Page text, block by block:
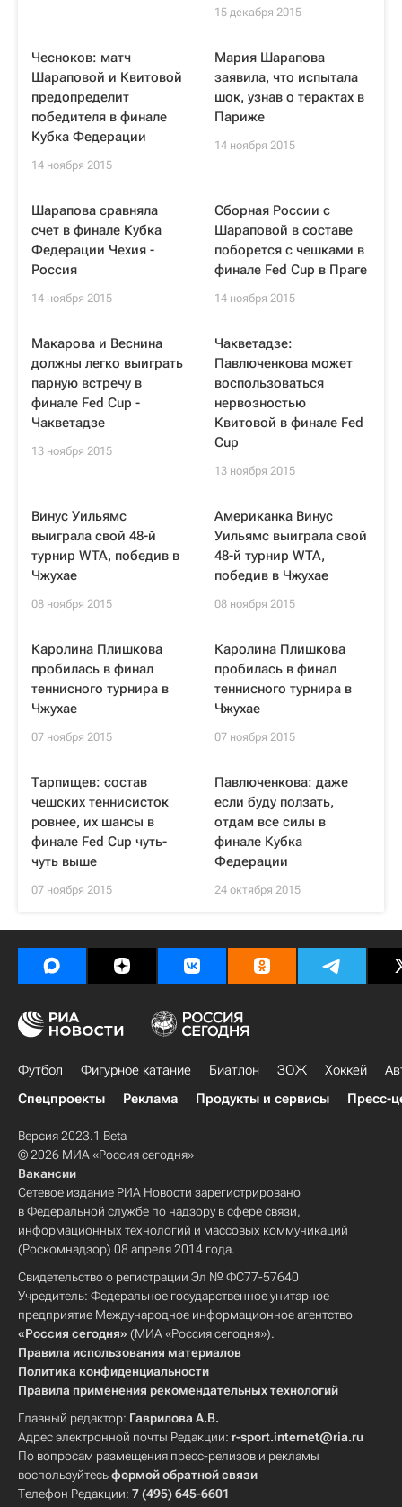
15 декабря 2015
Чесноков: матч
Шараповой и Квитовой
предопределит
победителя в финале
Кубка Федерации
14 ноября 2015
Мария Шарапова
заявила, что испытала
шок, узнав о терактах в
Париже
14 ноября 2015
Шарапова сравняла
счет в финале Кубка
Федерации Чехия -
Россия
14 ноября 2015
Сборная России с
Шараповой в составе
поборется с чешками в
финале Fed Cup в Праге
14 ноября 2015
Макарова и Веснина
должны легко выиграть
парную встречу в
финале Fed Cup -
Чакветадзе
13 ноября 2015
Чакветадзе:
Павлюченкова может
воспользоваться
нервозностью
Квитовой в финале Fed
Cup
13 ноября 2015
Винус Уильямс
выиграла свой 48-й
турнир WTA, победив в
Чжухае
08 ноября 2015
Американка Винус
Уильямс выиграла свой
48-й турнир WTA,
победив в Чжухае
08 ноября 2015
Каролина Плишкова
пробилась в финал
теннисного турнира в
Чжухае
07 ноября 2015
Каролина Плишкова
пробилась в финал
теннисного турнира в
Чжухае
07 ноября 2015
Тарпищев: состав
чешских теннисисток
ровнее, их шансы в
финале Fed Cup чуть-
чуть выше
07 ноября 2015
Павлюченкова: даже
если буду ползать,
отдам все силы в
финале Кубка
Федерации
24 октября 2015
Футбол Фигурное катание Биатлон ЗОЖ Хоккей
Спецпроекты
Реклама Продукты и сервисы Пресс-
Версия 2023.1 Beta
© 2026 МИА «Россия сегодня»
Вакансии
Сетевое издание РИА Новости зарегистрировано
в Федеральной службе по надзору в сфере связи,
информационных технологий и массовых коммуникаций
(Роскомнадзор) 08 апреля 2014 года.
Свидетельство о регистрации Эл № ФС77-57640
Учредитель: Федеральное государственное унитарное
предприятие Международное информационное агентство
«Россия сегодня» (МИА «Россия сегодня»).
Правила использования материалов
Политика конфиденциальности
Правила применения рекомендательных технологий
Главный редактор: Гаврилова А.В.
Адрес электронной почты Редакции: r-sport.internet@ria.ru
По вопросам размещения пресс-релизов и рекламы
воспользуйтесьформой обратной связи
Телефон Редакции: 7 (495) 645-6601